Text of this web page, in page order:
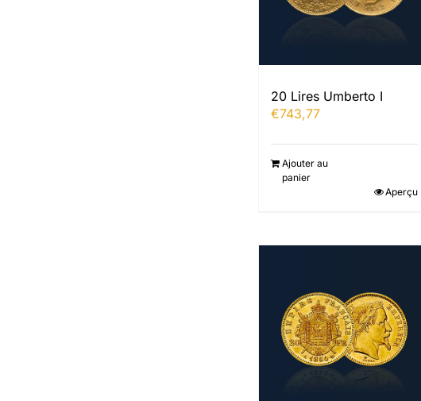
20 Lires Umberto I
€743,77
Ajouter au
panier
Aperçu